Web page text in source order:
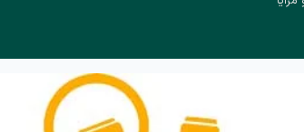
ایجاد و مدیریت مشتریان بالقوه